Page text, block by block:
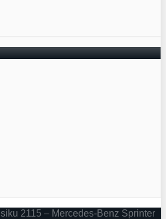
siku 2115 – Mercedes-Benz Sprinter